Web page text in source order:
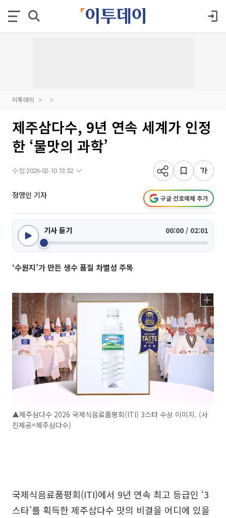
이투데이
제주삼다수, 9년 연속 세계가 인정
한 ‘물맛의 과학’
수정 2026-02-10 13:52
정영인 기자 구글 선호매체 추가
기사 듣기 00:00 / 02:01
‘수원지’가 만든 생수 품질 차별성 주목
▲제주삼다수 2026 국제식음료품평회(ITI) 3스타 수상 이미지. (사
진제공=제주삼다수)
국제식음료품평회(ITI)에서 9년 연속 최고 등급인 ‘3
스타’를 획득한 제주삼다수 맛의 비결을 어디에 있을